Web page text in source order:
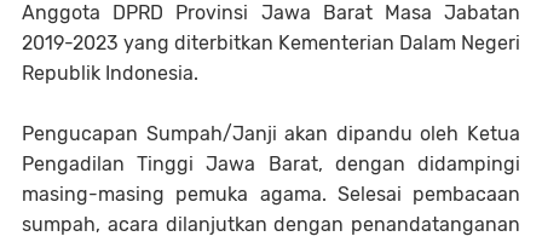
Anggota DPRD Provinsi Jawa Barat Masa Jabatan
2019-2023 yang diterbitkan Kementerian Dalam Negeri
Republik Indonesia.
Pengucapan Sumpah/Janji akan dipandu oleh Ketua
Pengadilan Tinggi Jawa Barat, dengan didampingi
masing-masing pemuka agama. Selesai pembacaan
sumpah, acara dilanjutkan dengan penandatanganan